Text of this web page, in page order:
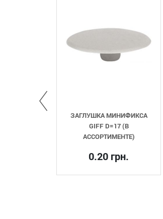
ЗАГЛУШКА МИНИФИКСА
GIFF D=17 (В
АССОРТИМЕНТЕ)
0.20 грн.